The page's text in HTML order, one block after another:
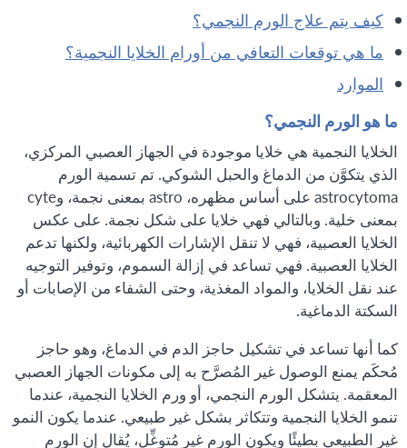
كيف يتم علاج الورم النجمي؟
ما هي توقعات التعافي من أورام الخلايا النجمية؟
الموارد
ما هو الورم النجمي؟
الخلايا النجمية هي خلايا موجودة في الجهاز العصبي المركزي،
الذي يتكوَّن من الدماغ والحبل الشوكي. تم تسمية الورم
astrocytoma على أساس مظهره، astro بمعنى نجمة، وcyte
بمعنى خلية. وبالتالي فهي خلايا على شكل نجمة. على عكس
الخلايا العصبية، فهي لا تنقل الإشارات الكهربائية، ولكنها تدعم
الخلايا العصبية. فهي تساعد في إزالة السموم، وتوفير التوجيه
عند نقل الخلايا، والمواد المغذية، وحتى الشفاء من الإصابات أو
السكتة الدماغية.
كما أنها تساعد في تشكيل حاجز الدم في الدماغ، وهو حاجز
مُحكَم يمنع الوصول غير المُصرَّح به إلى مكونات الجهاز العصبي
المعقمة. يتشكل الورم النجمي، أو ورم الخلايا النجمية، عندما
تنمو الخلايا النجمية وتتكاثر بشكل غير طبيعي. عندما يكون النمو
غير الطبيعي بطيئًا ويكون الورم غير مُتوغِّل، يُقال إن الورم